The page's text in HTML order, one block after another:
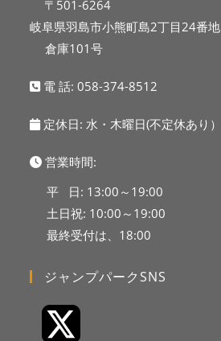
〒501-6264
岐阜県羽島市小熊町島2丁目24番地
倉庫101号
電 話:058-374-8512
定休日: 水・木曜日(不定休あり）
営業時間:
平 日: 13:00～19:00
土日祝: 10:00～19:00
最終受付は、18:00
ジャンプパークSNS